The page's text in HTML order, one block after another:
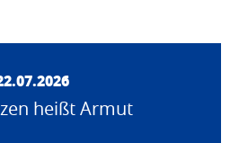
heißt Armut